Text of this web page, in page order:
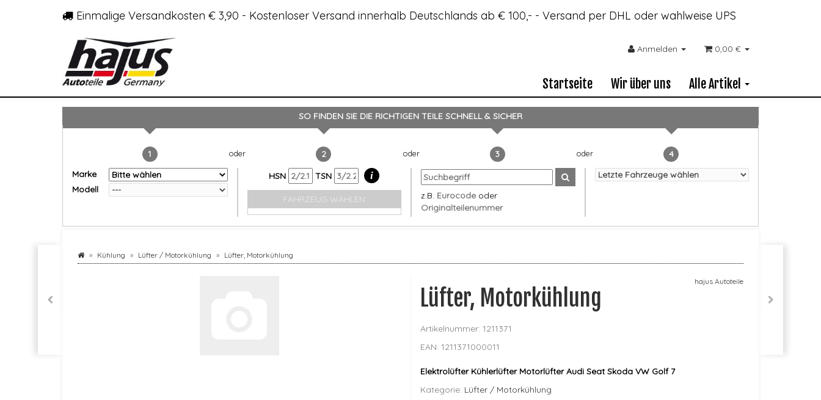
Einmalige Versandkosten € 3,90 - Kostenloser Versand innerhalb Deutschlands ab € 100,- - Versand per DHL oder wahlweise UPS
Anmelden 0,00 €
Startseite Wir über uns Alle Artikel
SO FINDEN SIE DIE RICHTIGEN TEILE SCHNELL & SICHER
1
Marke
Modell
2
HSN
TSN i
FAHRZEUG WÄHLEN
3
z.B. Eurocode oder
Originalteilenummer
4
Kühlung Lüfter / Motorkühlung Lüfter, Motorkühlung
hajus Autoteile
Lüfter, Motorkühlung
Artikelnummer: 1211371
EAN: 1211371000011
Elektrolüfter Kühlerlüfter Motorlüfter Audi Seat Skoda VW Golf 7
Kategorie: Lüfter / Motorkühlung